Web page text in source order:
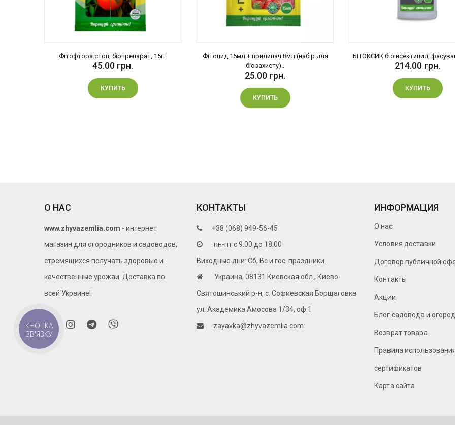
Фітофтора стоп, біопрепарат, 15г..
45.00 грн.
КУПИТЬ
Фітоцид 15мл + прилипач 8мл (набір для
біозахисту)..
25.00 грн.
КУПИТЬ
БІТОКСИК біоінсектицид,
214.00 грн.
КУПИТЬ
О НАС
www.zhyvazemlia.com - интернет
магазин для огородников и садоводов,
стремящихся получать здоровые и
качественные урожаи. Доставка по
всей Украине!
КОНТАКТЫ
+38 (068) 949-56-45
пн-пт c 9:00 до 18:00
Виходные дни: Сб, Вс и гос. праздники.
Украина, 08131 Киевская обл., Киево-
Святошинський р-н, с. Софиевская Борщаговка
ул. Академика Амосова 1/34, оф.1
zayavka@zhyvazemlia.com
ИНФОРМАЦИЯ
О нас
Условия доставки
Договор публичной
Контакты
Акции
Блог садовода и
Возврат товара
Правила
сертификатов
Карта сайта
КНОПКА
ЗВ'ЯЗКУ